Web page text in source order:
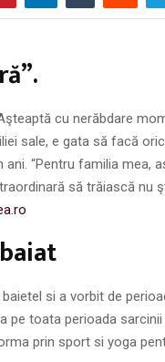
cu nerăbdare
sale, e gata să facă
“Pentru familia mea,
să trăiască nu
si a vorbit de
pe toata perioada
prin sport si yoga